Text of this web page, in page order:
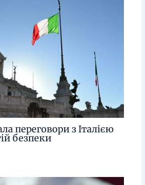
переговори з Італією
безпеки